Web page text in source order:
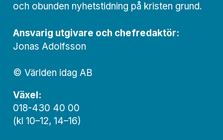
och obunden nyhets­­­tidning på kristen grund.
Ansvarig utgivare och chef­redaktör:
Jonas Adolfsson
© Världen idag AB
Växel:
018-430 40 00
(kl 10–12, 14–16)